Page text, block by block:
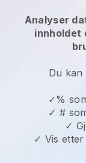
Analyser
innholdet
Du kan
✓%
✓ #
✓
✓ Vis